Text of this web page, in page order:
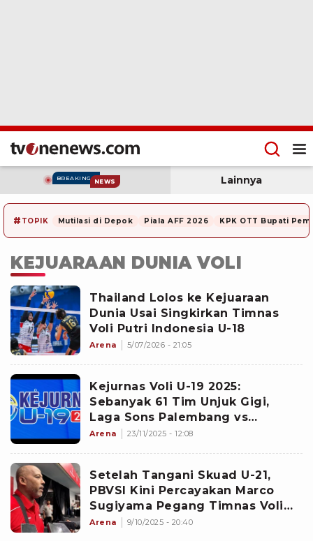
BREAKING NEWS Lainnya
# TOPIK Mutilasi di Depok Piala AFF 2026 KPK OTT Bupati
KEJUARAAN DUNIA VOLI
Thailand Lolos ke Kejuaraan
Dunia Usai Singkirkan Timnas
Voli Putri Indonesia U-18
Arena 5/07/2026 - 21:05
Kejurnas Voli U-19 2025:
Sebanyak 61 Tim Unjuk Gigi,
Laga Sons Palembang vs
Tornado Jakarta Jadi Pembuka
Arena 23/11/2025 - 12:08
Setelah Tangani Skuad U-21,
PBVSI Kini Percayakan Marco
Sugiyama Pegang Timnas Voli
Putri Indonesia Senior di SEA
Arena 9/10/2025 - 20:40